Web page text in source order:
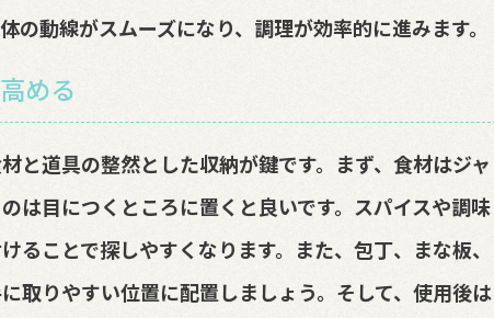
の動線がスムーズになり、調理が効率的に進みます。
める
と道具の整然とした収納が鍵です。まず、食材はジャ
は目につくところに置くと良いです。スパイスや調味
ることで探しやすくなります。また、包丁、まな板、
取りやすい位置に配置しましょう。そして、使用後は